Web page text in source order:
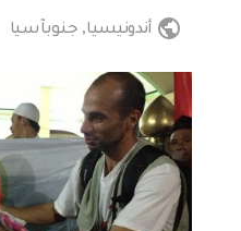
أندونيسيا, جنوبآسيا